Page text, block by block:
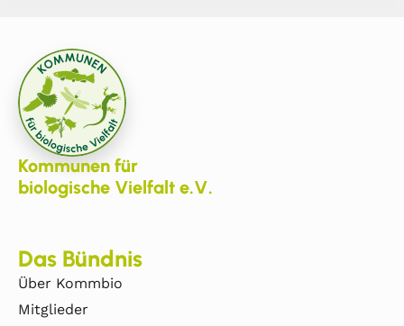
Kommunen für
biologische Vielfalt e.V.
Das Bündnis
Über Kommbio
Mitglieder